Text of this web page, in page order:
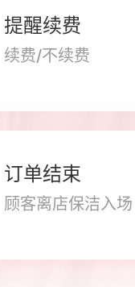
提醒续费
续费/不续费
订单结束
顾客离店保洁入场